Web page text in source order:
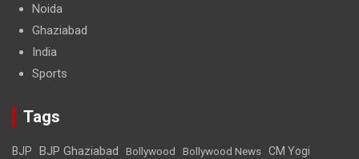
Noida
Ghaziabad
India
Sports
Tags
BJP BJP Ghaziabad Bollywood Bollywood News CM Yogi